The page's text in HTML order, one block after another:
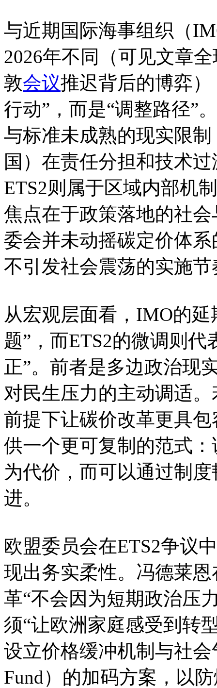
与近期国际海事组织（
2026年不同（可见文章
敦会议推迟背后的博弈）
行动”，而是“调整路径”
与标准未成熟的现实限
国）在责任分担和技术
ETS2则属于区域内部机
焦点在于政策落地的社
委会并未动摇碳定价体
不引发社会震荡的实施节
从宏观层面看，IMO的
题”，而ETS2的微调则
正”。前者是多边政治现
对民生压力的主动调适
前提下让碳价改革更具
供一个更可复制的范式
为代价，而可以通过制
进。
欧盟委员会在ETS2争议
现出务实柔性。冯德莱
革“不会因为短期政治压
须“让欧洲家庭感受到转
设立价格缓冲机制与社会
Fund）的加码方案，以